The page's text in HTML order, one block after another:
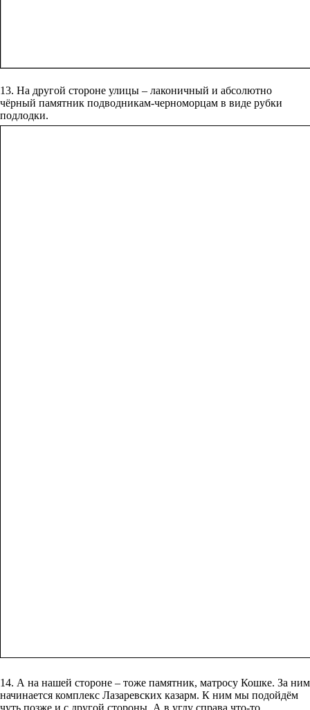
13. На другой стороне улицы – лаконичный и абсолютно
чёрный памятник подводникам-черноморцам в виде рубки
подлодки.
14. А на нашей стороне – тоже памятник, матросу Кошке. За ним
начинается комплекс Лазаревских казарм. К ним мы подойдём
чуть позже и с другой стороны. А в углу справа что-то